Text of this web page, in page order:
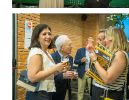
Sin leyenda